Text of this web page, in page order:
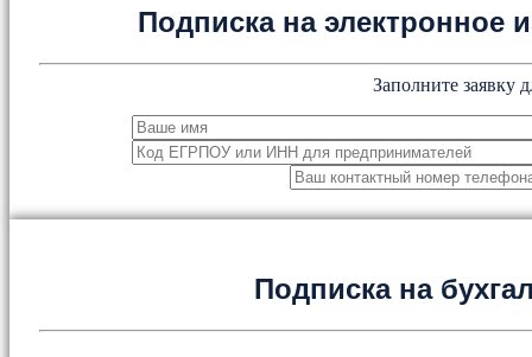
Подписка на электронное
Заполните заявку
Подписка на